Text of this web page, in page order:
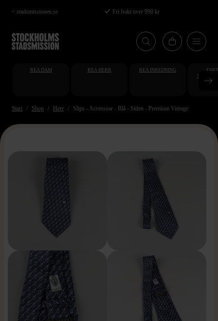
Hoppa
till
huvudinnehåll
< stadsmissionen.se Fri frakt över 990 kr
REA DAM REA HERR REA INREDNING
Start Shop Herr Slips - Accessoar - Blå - Siden - Premium Vintage